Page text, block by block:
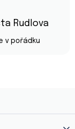
Rudlova
v pořádku